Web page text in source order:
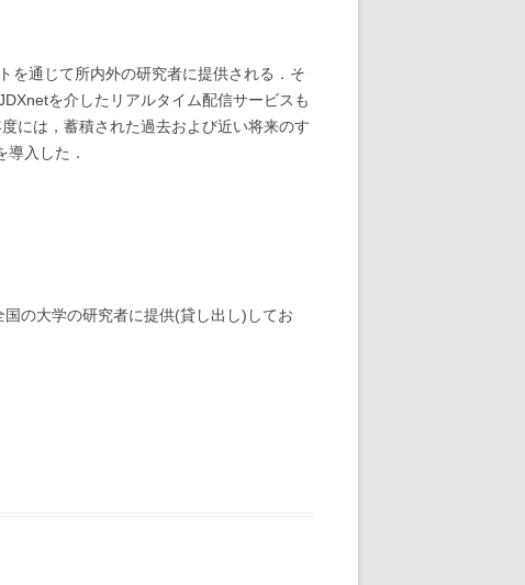
を通じて所内外の研究者に提供される．そ
を介したリアルタイム配信サービスも
には，蓄積された過去および近い将来のす
入した．
の大学の研究者に提供(貸し出し)してお